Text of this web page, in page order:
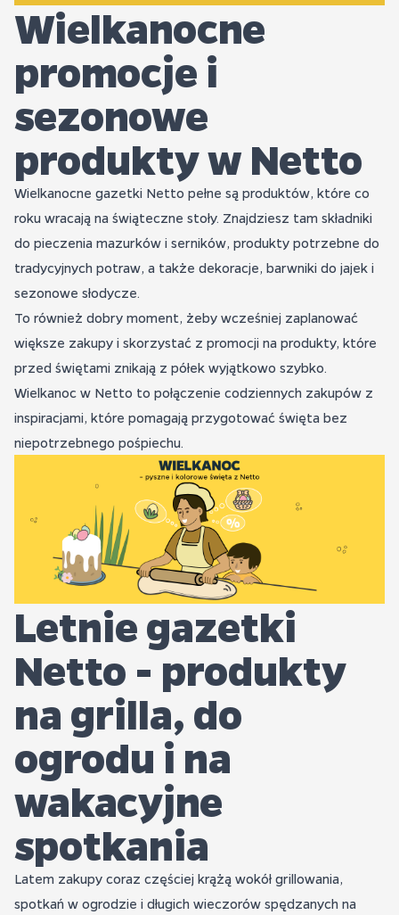
Wielkanocne
promocje i
sezonowe
produkty w Netto
Wielkanocne gazetki Netto pełne są produktów, które co
roku wracają na świąteczne stoły. Znajdziesz tam składniki
do pieczenia mazurków i serników, produkty potrzebne do
tradycyjnych potraw, a także dekoracje, barwniki do jajek i
sezonowe słodycze.
To również dobry moment, żeby wcześniej zaplanować
większe zakupy i skorzystać z promocji na produkty, które
przed świętami znikają z półek wyjątkowo szybko.
Wielkanoc w Netto to połączenie codziennych zakupów z
inspiracjami, które pomagają przygotować święta bez
niepotrzebnego pośpiechu.
Letnie gazetki
Netto - produkty
na grilla, do
ogrodu i na
wakacyjne
spotkania
Latem zakupy coraz częściej krążą wokół grillowania,
spotkań w ogrodzie i długich wieczorów spędzanych na